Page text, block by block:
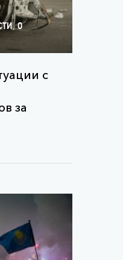
,О
с
за